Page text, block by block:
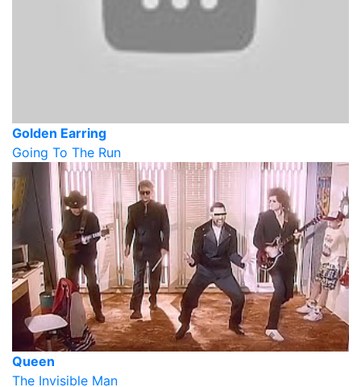
Golden Earring
Going To The Run
Queen
The Invisible Man